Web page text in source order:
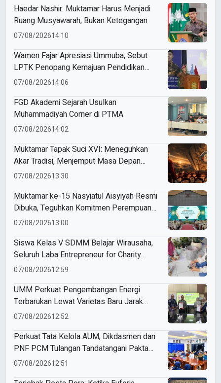
Haedar Nashir: Muktamar Harus Menjadi
Ruang Musyawarah, Bukan Ketegangan
07/08/202614:10
Wamen Fajar Apresiasi Ummuba, Sebut
LPTK Penopang Kemajuan Pendidikan
Indonesia
07/08/202614:06
FGD Akademi Sejarah Usulkan
Muhammadiyah Corner di PTMA
07/08/202614:02
Muktamar Tapak Suci XVI: Meneguhkan
Akar Tradisi, Menjemput Masa Depan
Mendunia
07/08/202613:30
Muktamar ke-15 Nasyiatul Aisyiyah Resmi
Dibuka, Teguhkan Komitmen Perempuan
Muda Berkemajuan
07/08/202613:00
Siswa Kelas V SDMM Belajar Wirausaha,
Seluruh Laba Entrepreneur for Charity
Didonasikan
07/08/202612:59
UMM Perkuat Pengembangan Energi
Terbarukan Lewat Varietas Baru Jarak
Pagar JCUMM5
07/08/202612:52
Perkuat Tata Kelola AUM, Dikdasmen dan
PNF PCM Tulangan Tandatangani Pakta
Integritas
07/08/202612:51